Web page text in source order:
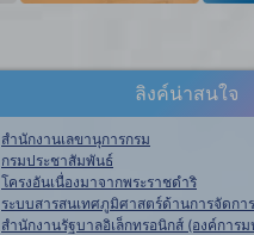
ลิงค์น่าสนใจ
สำนักงานเลขานุการกรม
กรมประชาสัมพันธ์
โครงอันเนื่องมาจากพระราชดำริ
ระบบสารสนเทศภูมิศาสตร์ด้านการจัดกา
สำนักงานรัฐบาลอิเล็กทรอนิกส์ (องค์การ